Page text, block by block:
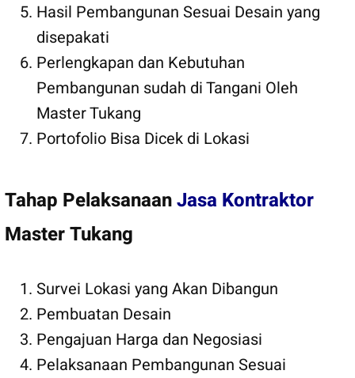
Hasil Pembangunan Sesuai Desain yang
disepakati
Perlengkapan dan Kebutuhan
Pembangunan sudah di Tangani Oleh
Master Tukang
Portofolio Bisa Dicek di Lokasi
Tahap PelaksanaanJasa Kontraktor
Master Tukang
Survei Lokasi yang Akan Dibangun
Pembuatan Desain
Pengajuan Harga dan Negosiasi
Pelaksanaan Pembangunan Sesuai